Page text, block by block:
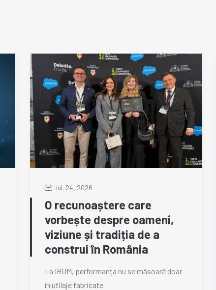
iul. 24, 2026
O recunoaștere care
vorbește despre oameni,
viziune și tradiția de a
construi în România
La IRUM, performanța nu se măsoară doar
în utilaje fabricate